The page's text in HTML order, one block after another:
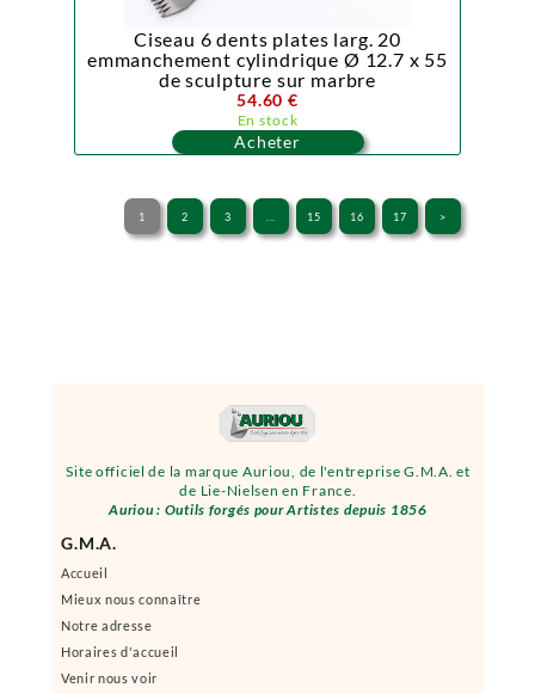
Site officiel de la marque Auriou, de l'entreprise G.M.A. et
de Lie-Nielsen en France.
Auriou : Outils forgés pour Artistes depuis 1856
G.M.A.
Accueil
Mieux nous connaître
Notre adresse
Horaires d'accueil
Venir nous voir
Ciseau 6 dents plates larg. 20
emmanchement cylindrique Ø 12.7 x 55
de sculpture sur marbre
54.60 €
En stock
Acheter
1 2 3 15 16 17 >